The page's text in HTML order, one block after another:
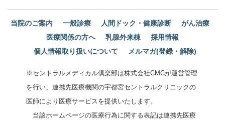
当院のご案内 一般診療 人間ドック・健康診断
がん治療
医療関係の方へ
乳腺外来棟
採用情報
個人情報取り扱いについて
メルマガ(登録・解除)
※セントラルメディカル倶楽部は株式会社CMCが運営管理
を行い、連携先医療機関の宇都宮セントラルクリニックの
医師により医療サービスを提供いたします。
当該ホームページの医療行為に関する表記は連携先医療